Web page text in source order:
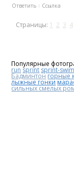
Ответить Ссылка
Страницы: 1 2 3 4
Популярные
run sprint sprint-
Бадминтонгорные
лыжные гонки
сильных смелых